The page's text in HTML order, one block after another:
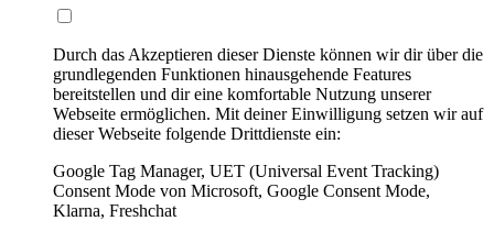
Durch das Akzeptieren dieser Dienste können wir dir über die
grundlegenden Funktionen hinausgehende Features
bereitstellen und dir eine komfortable Nutzung unserer
Webseite ermöglichen. Mit deiner Einwilligung setzen wir auf
dieser Webseite folgende Drittdienste ein:
Google Tag Manager, UET (Universal Event Tracking)
Consent Mode von Microsoft, Google Consent Mode,
Klarna, Freshchat